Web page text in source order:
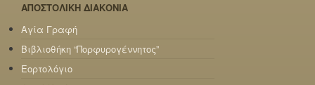
ΑΠΟΣΤΟΛΙΚΗ ΔΙΑΚΟΝΙΑ
Αγία Γραφή
Βιβλιοθήκη “Πορφυρογέννητος”
Εορτολόγιο